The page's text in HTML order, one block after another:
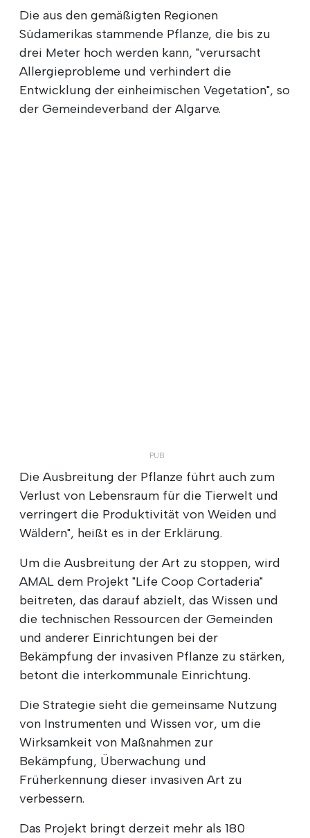
Die aus den gemäßigten Regionen
Südamerikas stammende Pflanze, die bis zu
drei Meter hoch werden kann, "verursacht
Allergieprobleme und verhindert die
Entwicklung der einheimischen Vegetation", so
der Gemeindeverband der Algarve.
Die Ausbreitung der Pflanze führt auch zum
Verlust von Lebensraum für die Tierwelt und
verringert die Produktivität von Weiden und
Wäldern", heißt es in der Erklärung.
Um die Ausbreitung der Art zu stoppen, wird
AMAL dem Projekt "Life Coop Cortaderia"
beitreten, das darauf abzielt, das Wissen und
die technischen Ressourcen der Gemeinden
und anderer Einrichtungen bei der
Bekämpfung der invasiven Pflanze zu stärken,
betont die interkommunale Einrichtung.
Die Strategie sieht die gemeinsame Nutzung
von Instrumenten und Wissen vor, um die
Wirksamkeit von Maßnahmen zur
Bekämpfung, Überwachung und
Früherkennung dieser invasiven Art zu
verbessern.
Das Projekt bringt derzeit mehr als 180